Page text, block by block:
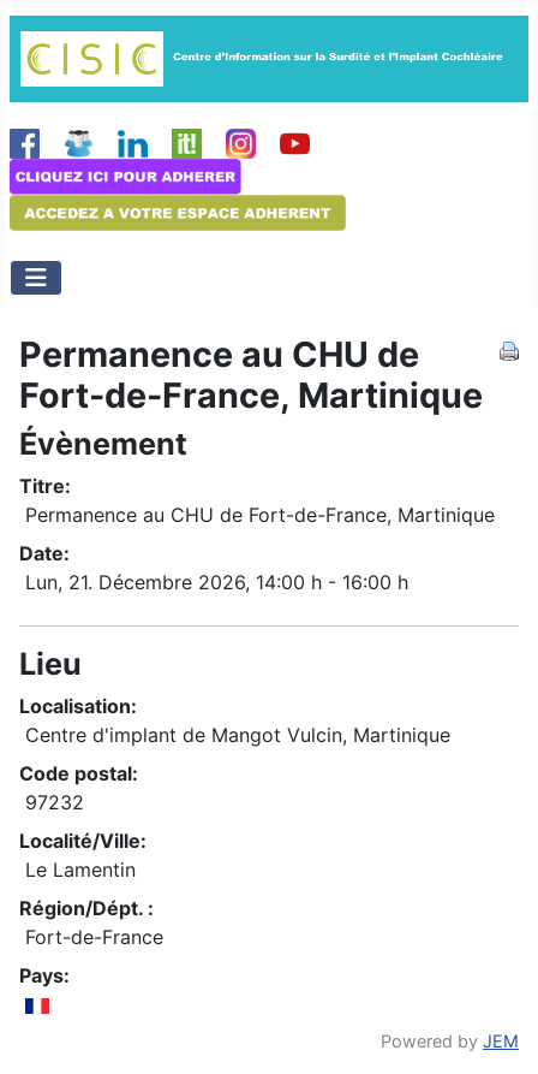
Permanence au CHU de
Fort-de-France, Martinique
Évènement
Titre:
Permanence au CHU de Fort-de-France, Martinique
Date:
Lun, 21. Décembre 2026, 14:00 h - 16:00 h
Lieu
Localisation:
Centre d'implant de Mangot Vulcin, Martinique
Code postal:
97232
Localité/Ville:
Le Lamentin
Région/Dépt. :
Fort-de-France
Pays:
Powered by JEM